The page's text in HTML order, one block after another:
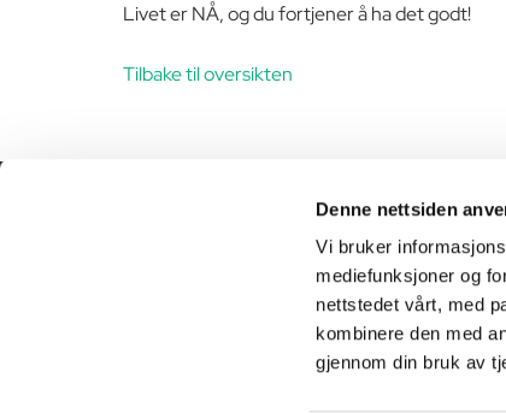
Denne nettsiden
Vi bruker
mediefunksjoner og
nettstedet vårt, med
kombinere den med
gjennom din bruk av
Livet er NÅ, og du fortjener å ha det godt!
Tilbake til oversikten